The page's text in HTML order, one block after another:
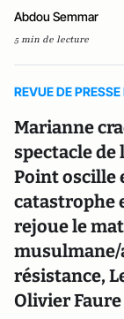
Abdou Semmar
5 min de lecture
REVUE DE
Marianne
spectacle de
Point oscille
catastrophe
rejoue le
musulmane/
résistance,
Olivier